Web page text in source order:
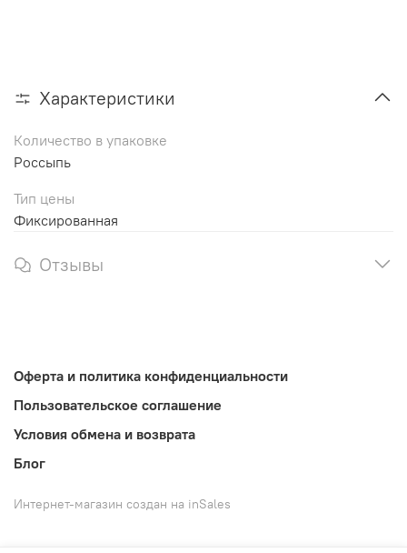
Характеристики
Количество в упаковке
Россыпь
Тип цены
Фиксированная
Отзывы
Оферта и политика конфиденциальности
Пользовательское соглашение
Условия обмена и возврата
Блог
Интернет-магазин создан на inSales